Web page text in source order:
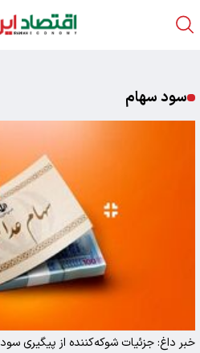
سود سهام
خبر داغ: جزئیات شوکه‌کننده از پیگیری